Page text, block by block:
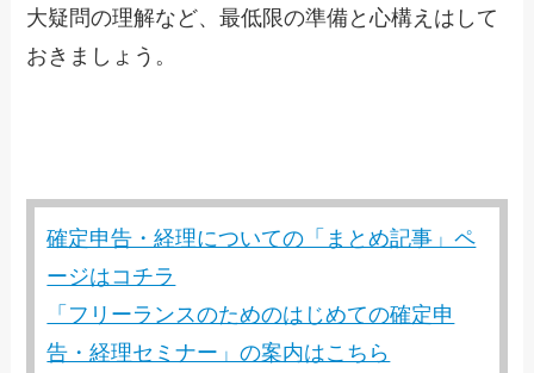
大疑問の理解など、最低限の準備と心構えはして
おきましょう。
確定申告・経理についての「まとめ記事」ペ
ージはコチラ
「フリーランスのためのはじめての確定申
告・経理セミナー」の案内はこちら